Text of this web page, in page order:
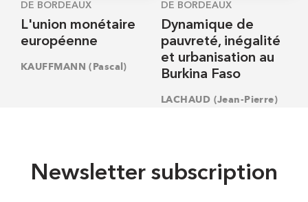
DE BORDEAUX
L'union monétaire
européenne
KAUFFMANN (Pascal)
DE BORDEAUX
Dynamique de
pauvreté, inégalité
et urbanisation au
Burkina Faso
LACHAUD (Jean-Pierre)
Newsletter subscription